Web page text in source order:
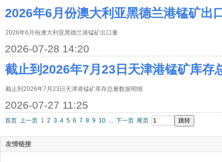
2026年6月份澳大利亚黑德兰港锰矿出
2026年6月份澳大利亚黑德兰港锰矿出口量
2026-07-28 14:20
截止到2026年7月23日天津港锰矿库存
截止到2026年7月23日天津港锰矿库存总量数据明细
2026-07-27 11:25
首页 上一页 1 2 3 4 5 6 7 8 9 10 ... 下一页 尾页
友情链接